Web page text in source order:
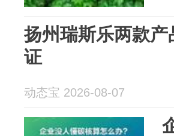
扬州瑞斯乐两款产
证
动态宝 2026-08-07